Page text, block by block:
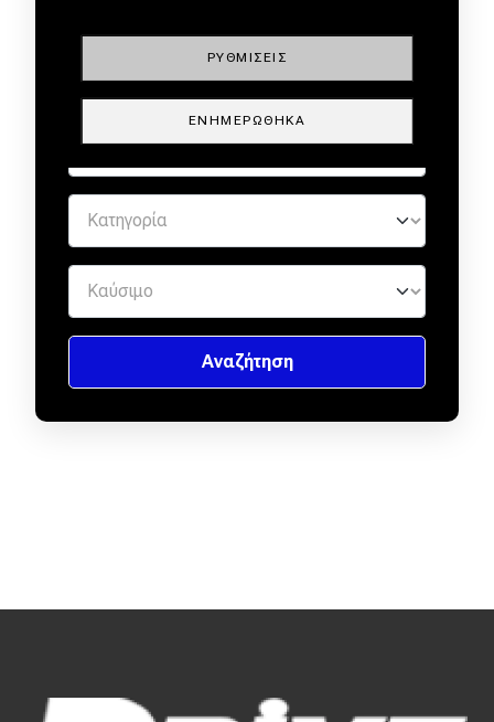
ΡΥΘΜΊΣΕΙΣ
ΕΝΗΜΕΡΏΘΗΚΑ